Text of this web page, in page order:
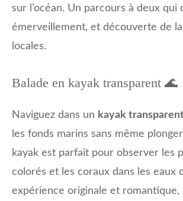
sur l’océan. Un parcours à deux
émerveillement, et découverte de
locales.
Balade en kayak transparent 🌊
Naviguez dans un kayak
les fonds marins sans même
kayak est parfait pour observer les
colorés et les coraux dans les eaux
expérience originale et romantique,